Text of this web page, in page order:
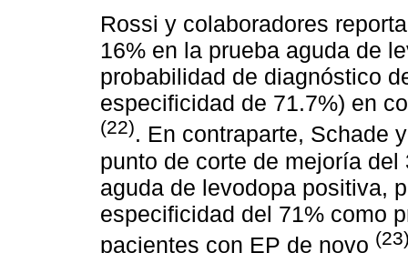
Rossi y colaboradores
16% en la prueba aguda de
probabilidad de diagnóstico
especificidad de 71.7%) en
(22). En contraparte, Schade
punto de corte de mejoría
aguda de levodopa positiva,
especificidad del 71% como
pacientes con EP de novo